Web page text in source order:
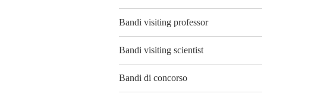
Bandi visiting professor
Bandi visiting scientist
Bandi di concorso